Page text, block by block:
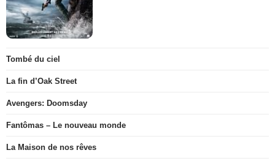
Tombé du ciel
La fin d’Oak Street
Avengers: Doomsday
Fantômas – Le nouveau monde
La Maison de nos rêves